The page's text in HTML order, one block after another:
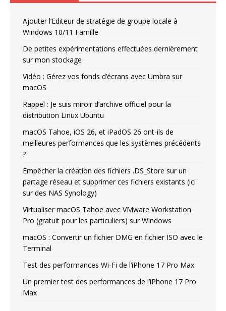
Ajouter l’Editeur de stratégie de groupe locale à
Windows 10/11 Famille
De petites expérimentations effectuées dernièrement
sur mon stockage
Vidéo : Gérez vos fonds d’écrans avec Umbra sur
macOS
Rappel : Je suis miroir d’archive officiel pour la
distribution Linux Ubuntu
macOS Tahoe, iOS 26, et iPadOS 26 ont-ils de
meilleures performances que les systèmes précédents
?
Empêcher la création des fichiers .DS_Store sur un
partage réseau et supprimer ces fichiers existants (ici
sur des NAS Synology)
Virtualiser macOS Tahoe avec VMware Workstation
Pro (gratuit pour les particuliers) sur Windows
macOS : Convertir un fichier DMG en fichier ISO avec le
Terminal
Test des performances Wi-Fi de l’iPhone 17 Pro Max
Un premier test des performances de l’iPhone 17 Pro
Max